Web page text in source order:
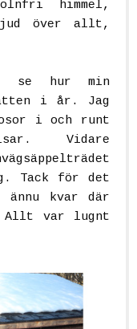
himmel,
över allt,
se hur min
i år. Jag
i och runt
Vidare
Tack för det
kvar där
Allt var lugnt